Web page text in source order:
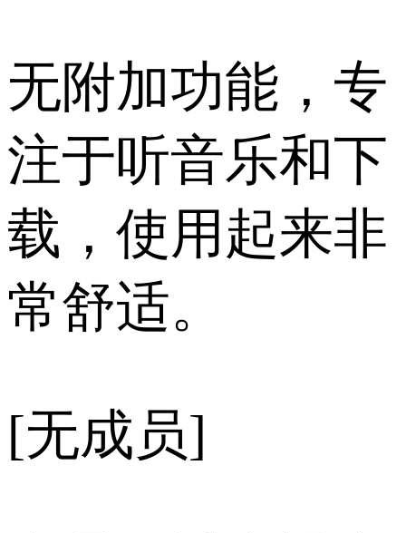
无附加功能，专
注于听音乐和下
载，使用起来非
常舒适。
[无成员]